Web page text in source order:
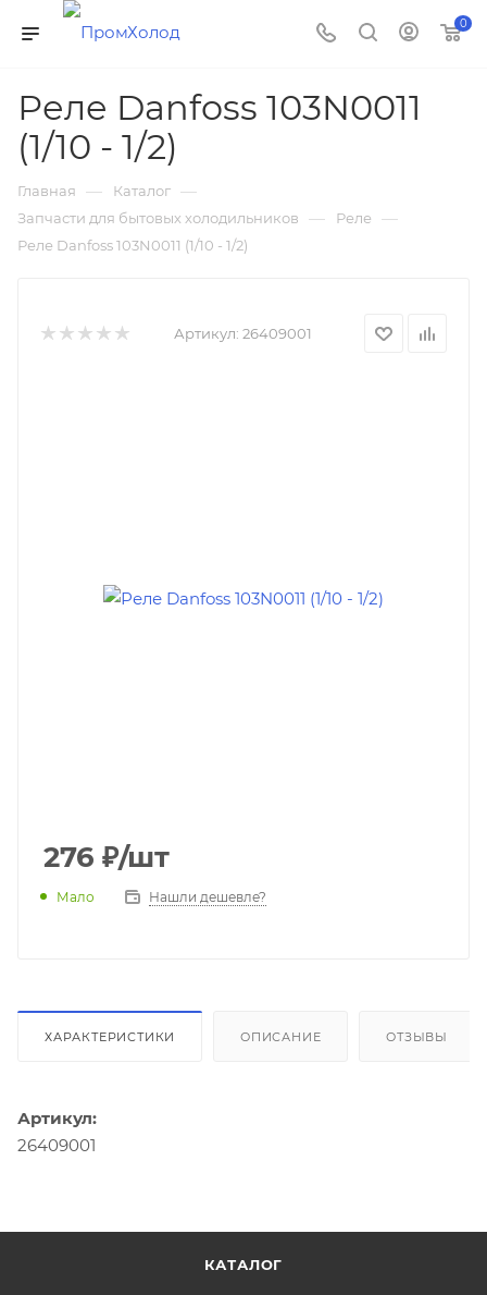
0
Реле Danfoss 103N0011
(1/10 - 1/2)
Главная — Каталог —
Запчасти для бытовых холодильников — Реле —
Реле Danfoss 103N0011 (1/10 - 1/2)
Артикул: 26409001
276 ₽/шт
Мало Нашли дешевле?
ХАРАКТЕРИСТИКИ ОПИСАНИЕ ОТЗЫВЫ
Артикул:
26409001
КАТАЛОГ